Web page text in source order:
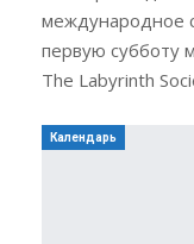
международное
первую субботу
The Labyrinth
Календарь